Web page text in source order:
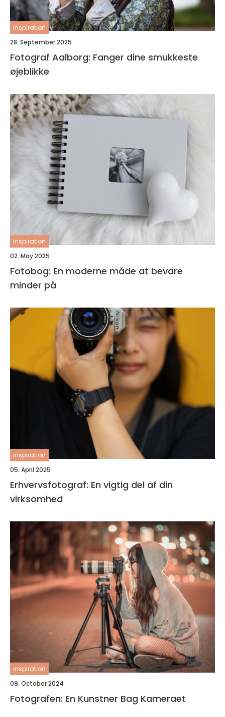
inspiration
28. September 2025
Fotograf Aalborg: Fanger dine smukkeste
øjeblikke
inspiration
02. May 2025
Fotobog: En moderne måde at bevare
minder på
inspiration
05. April 2025
Erhvervsfotograf: En vigtig del af din
virksomhed
inspiration
09. October 2024
Fotografen: En Kunstner Bag Kameraet